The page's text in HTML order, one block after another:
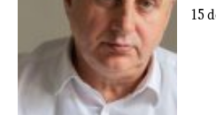
15